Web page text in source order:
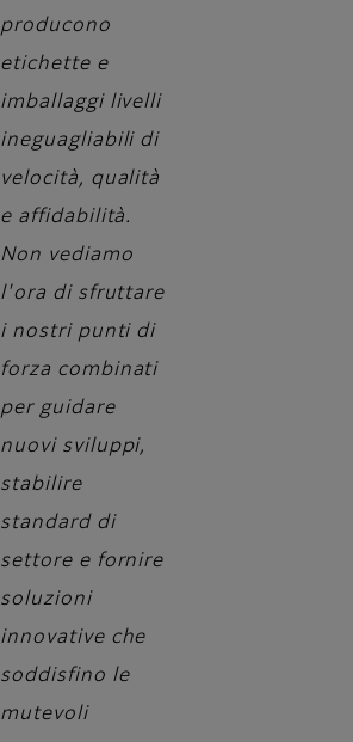
producono
etichette e
imballaggi livelli
ineguagliabili di
velocità, qualità
e affidabilità.
Non vediamo
l'ora di sfruttare
i nostri punti di
forza combinati
per guidare
nuovi sviluppi,
stabilire
standard di
settore e fornire
soluzioni
innovative che
soddisfino le
mutevoli